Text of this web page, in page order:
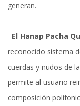
generan.
–El Hanap Pacha
reconocido sistema
cuerdas y nudos de
permite al usuario
composición